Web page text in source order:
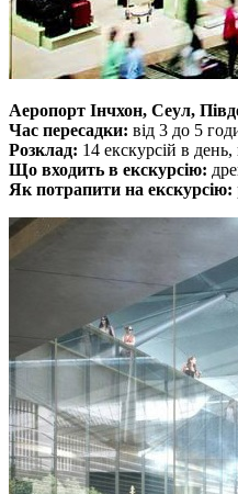
Аеропорт Інчхон, Сеул,
Час пересадки: від 3 до 5
Розклад: 14 екскурсій в
Що входить в екскурсію:
Як потрапити на екскурсію: